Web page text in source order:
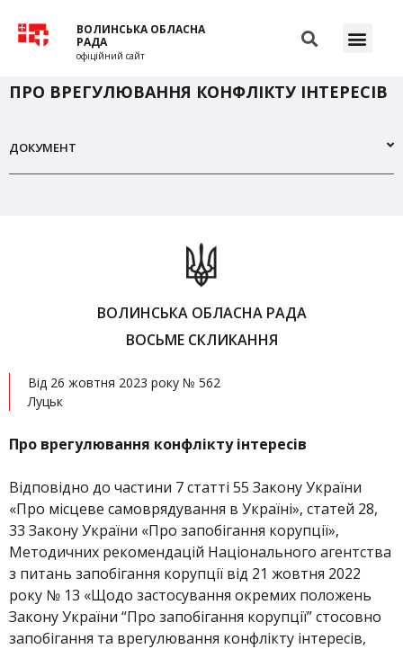
ВОЛИНСЬКА ОБЛАСНА
РАДА
офіційний сайт
ПРО ВРЕГУЛЮВАННЯ КОНФЛІКТУ ІНТЕРЕСІВ
ДОКУМЕНТ
ВОЛИНСЬКА ОБЛАСНА РАДА
ВОСЬМЕ СКЛИКАННЯ
Від 26 жовтня 2023 року № 562
Луцьк
Про врегулювання конфлікту інтересів
Відповідно до частини 7 статті 55 Закону України
«Про місцеве самоврядування в Україні», статей 28,
33 Закону України «Про запобігання корупції»,
Методичних рекомендацій Національного агентства
з питань запобігання корупції від 21 жовтня 2022
року № 13 «Щодо застосування окремих положень
Закону України “Про запобігання корупції” стосовно
запобігання та врегулювання конфлікту інтересів,